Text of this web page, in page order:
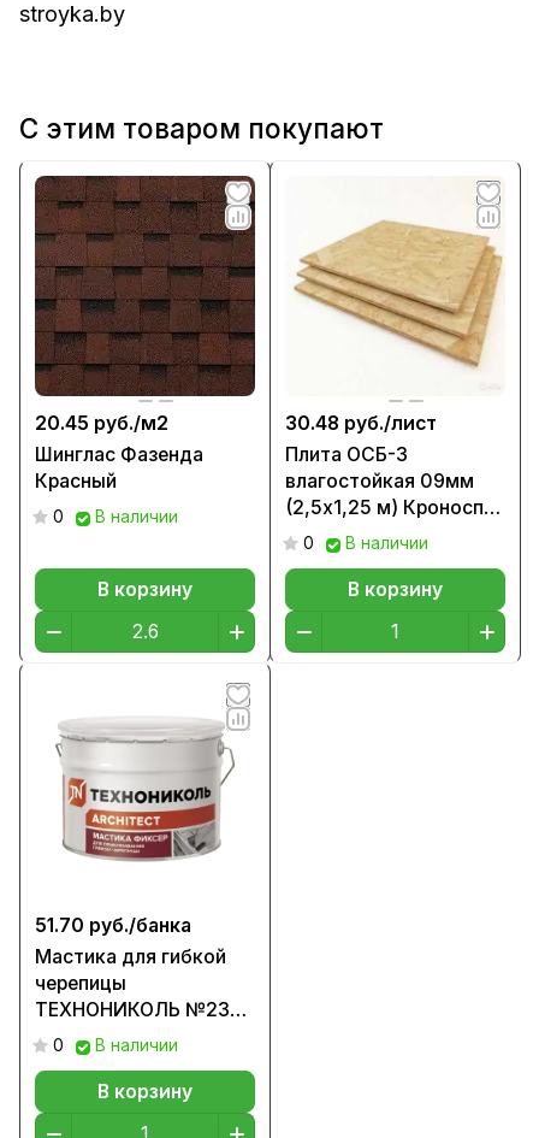
stroyka.by
С этим товаром покупают
20.45 руб./м2
Шинглас Фазенда
Красный
0 В наличии
В корзину
30.48 руб./лист
Плита ОСБ-3
влагостойкая 09мм
(2,5х1,25 м) Кроноспан
РБ0 В наличии
В корзину
51.70 руб./банка
Мастика для гибкой
черепицы
ТЕХНОНИКОЛЬ №23
(Фиксер) 12 кг.
0 В наличии
В корзину